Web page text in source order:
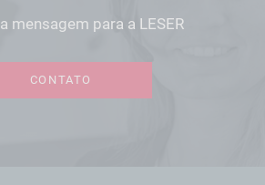
mensagem para a LESER
CONTATO